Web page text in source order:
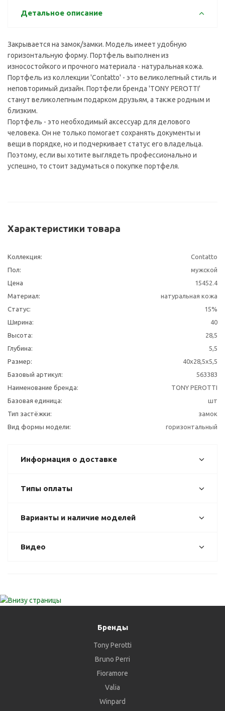
Детальное описание
Закрывается на замок/замки. Модель имеет удобную
горизонтальную форму. Портфель выполнен из
износостойкого и прочного материала - натуральная кожа.
Портфель из коллекции 'Contatto' - это великолепный стиль и
неповторимый дизайн. Портфели бренда 'TONY PEROTTI'
станут великолепным подарком друзьям, а также родным и
близким.
Портфель - это необходимый аксессуар для делового
человека. Он не только помогает сохранять документы и
вещи в порядке, но и подчеркивает статус его владельца.
Поэтому, если вы хотите выглядеть профессионально и
успешно, то стоит задуматься о покупке портфеля.
Характеристики товара
Коллекция:
Contatto
Пол:
мужской
Цена
15452.4
Материал:
натуральная кожа
Статус:
15%
Ширина:
40
Высота:
28,5
Глубина:
5,5
Размер:
40x28,5x5,5
Базовый артикул:
563383
Наименование бренда:
TONY PEROTTI
Базовая единица:
шт
Тип застёжки:
замок
Вид формы модели:
горизонтальный
Информация о доставке
Типы оплаты
Варианты и наличие моделей
Видео
Бренды
Tony Perotti
Bruno Perri
Fioramore
Valia
Winpard